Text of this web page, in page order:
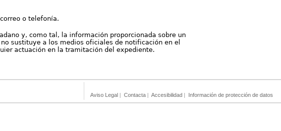
o telefonía.
y, como tal, la información proporcionada sobre un
sustituye a los medios oficiales de notificación en el
actuación en la tramitación del expediente.
Aviso Legal | Contacta | Accesibilidad | Información de protección de datos